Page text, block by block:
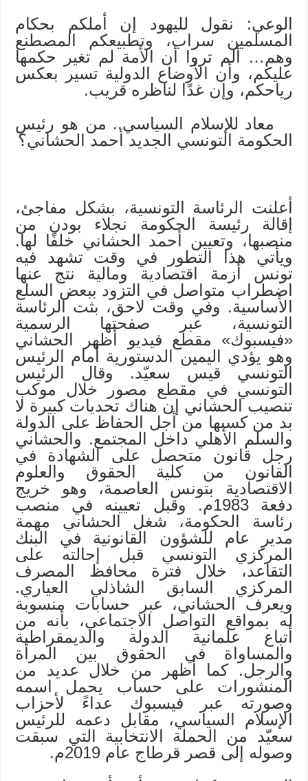
الوعي: نقول لليهود إن أملكم بحكام
المسلمين سراب، وتطبيعكم المصطنع
وهم… ألم تروا أن الأمة لم تغير حكمها
عليكم، وأن الأوضاع الدولية تسير بعكس
رياحكم، وإن غدًا لناظره قريب.
معاد للإسلام السياسي.. من هو رئيس
الحكومة التونسي الجديد أحمد الحشاني؟
أعلنت الرئاسة التونسية، بشكل مفاجئ،
إقالة رئيسة الحكومة نجلاء بودن من
منصبها، وتعيين أحمد الحشاني خلفًا لها.
ويأتي هذا التطور في وقت تشهد فيه
تونس أزمة اقتصادية ومالية نتج عنها
اضطراب متواصل في التزود ببعض السلع
الأساسية. وفي وقت لاحق، بثت الرئاسة
التونسية، عبر صفحتها الرسمية
«فيسبوك» مقطع فيديو أظهر الحشاني
وهو يؤدي اليمين الدستورية أمام الرئيس
التونسي قيس سعيّد. وقال الرئيس
التونسي في مقطع مصور خلال موكب
تنصيب الحشاني إن هناك تحديات كبيرة لا
بد من كسبها من أجل الحفاظ على الدولة
والسلم الأهلي داخل المجتمع. والحشاني
رجل قانون متحصل على الشهادة في
القانون من كلية الحقوق والعلوم
الاقتصادية بتونس العاصمة، وهو خريج
دفعة 1983م. وقبل تعيينه في منصب
رئاسة الحكومة، شغل الحشاني مهمة
مدير عام للشؤون القانونية في البنك
المركزي التونسي قبل إحالته على
التقاعد، خلال فترة محافظ المصرف
المركزي السابق الشاذلي العياري.
ويعرف الحشاني، عبر حسابات منسوبة
له بمواقع التواصل الاجتماعي، بأنه من
أتباع علمانية الدولة والديمقراطية
والمساواة في الحقوق بين المرأة
والرجل. كما أظهر من خلال عديد من
المنشورات على حساب يحمل اسمه
وصورته عبر فيسبوك عداءً لأحزاب
الإسلام السياسي، مقابل دعمه للرئيس
سعيّد من الحملة الانتخابية التي سبقت
وصوله إلى قصر قرطاج عام 2019م.